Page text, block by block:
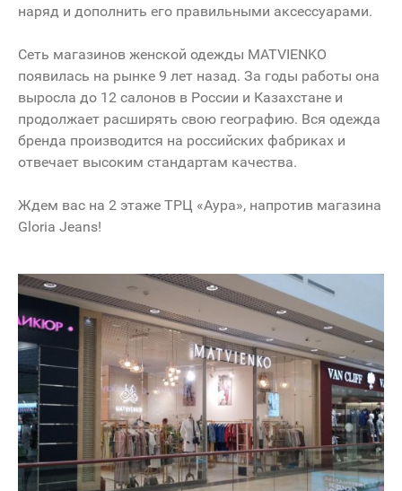
наряд и дополнить его правильными аксессуарами.
Сеть магазинов женской одежды MATVIENKO
появилась на рынке 9 лет назад. За годы работы она
выросла до 12 салонов в России и Казахстане и
продолжает расширять свою географию. Вся одежда
бренда производится на российских фабриках и
отвечает высоким стандартам качества.
Ждем вас на 2 этаже ТРЦ «Аура», напротив магазина
Gloria Jeans!